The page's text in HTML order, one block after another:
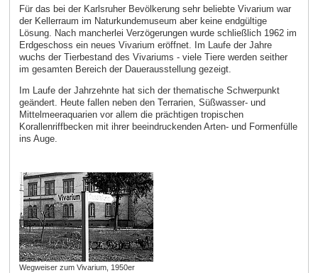
Für das bei der Karlsruher Bevölkerung sehr beliebte Vivarium war
der Kellerraum im Naturkundemuseum aber keine endgültige
Lösung. Nach mancherlei Verzögerungen wurde schließlich 1962 im
Erdgeschoss ein neues Vivarium eröffnet. Im Laufe der Jahre
wuchs der Tierbestand des Vivariums - viele Tiere werden seither
im gesamten Bereich der Dauerausstellung gezeigt.
Im Laufe der Jahrzehnte hat sich der thematische Schwerpunkt
geändert. Heute fallen neben den Terrarien, Süßwasser- und
Mittelmeeraquarien vor allem die prächtigen tropischen
Korallenriffbecken mit ihrer beeindruckenden Arten- und Formenfülle
ins Auge.
Wegweiser zum Vivarium, 1950er